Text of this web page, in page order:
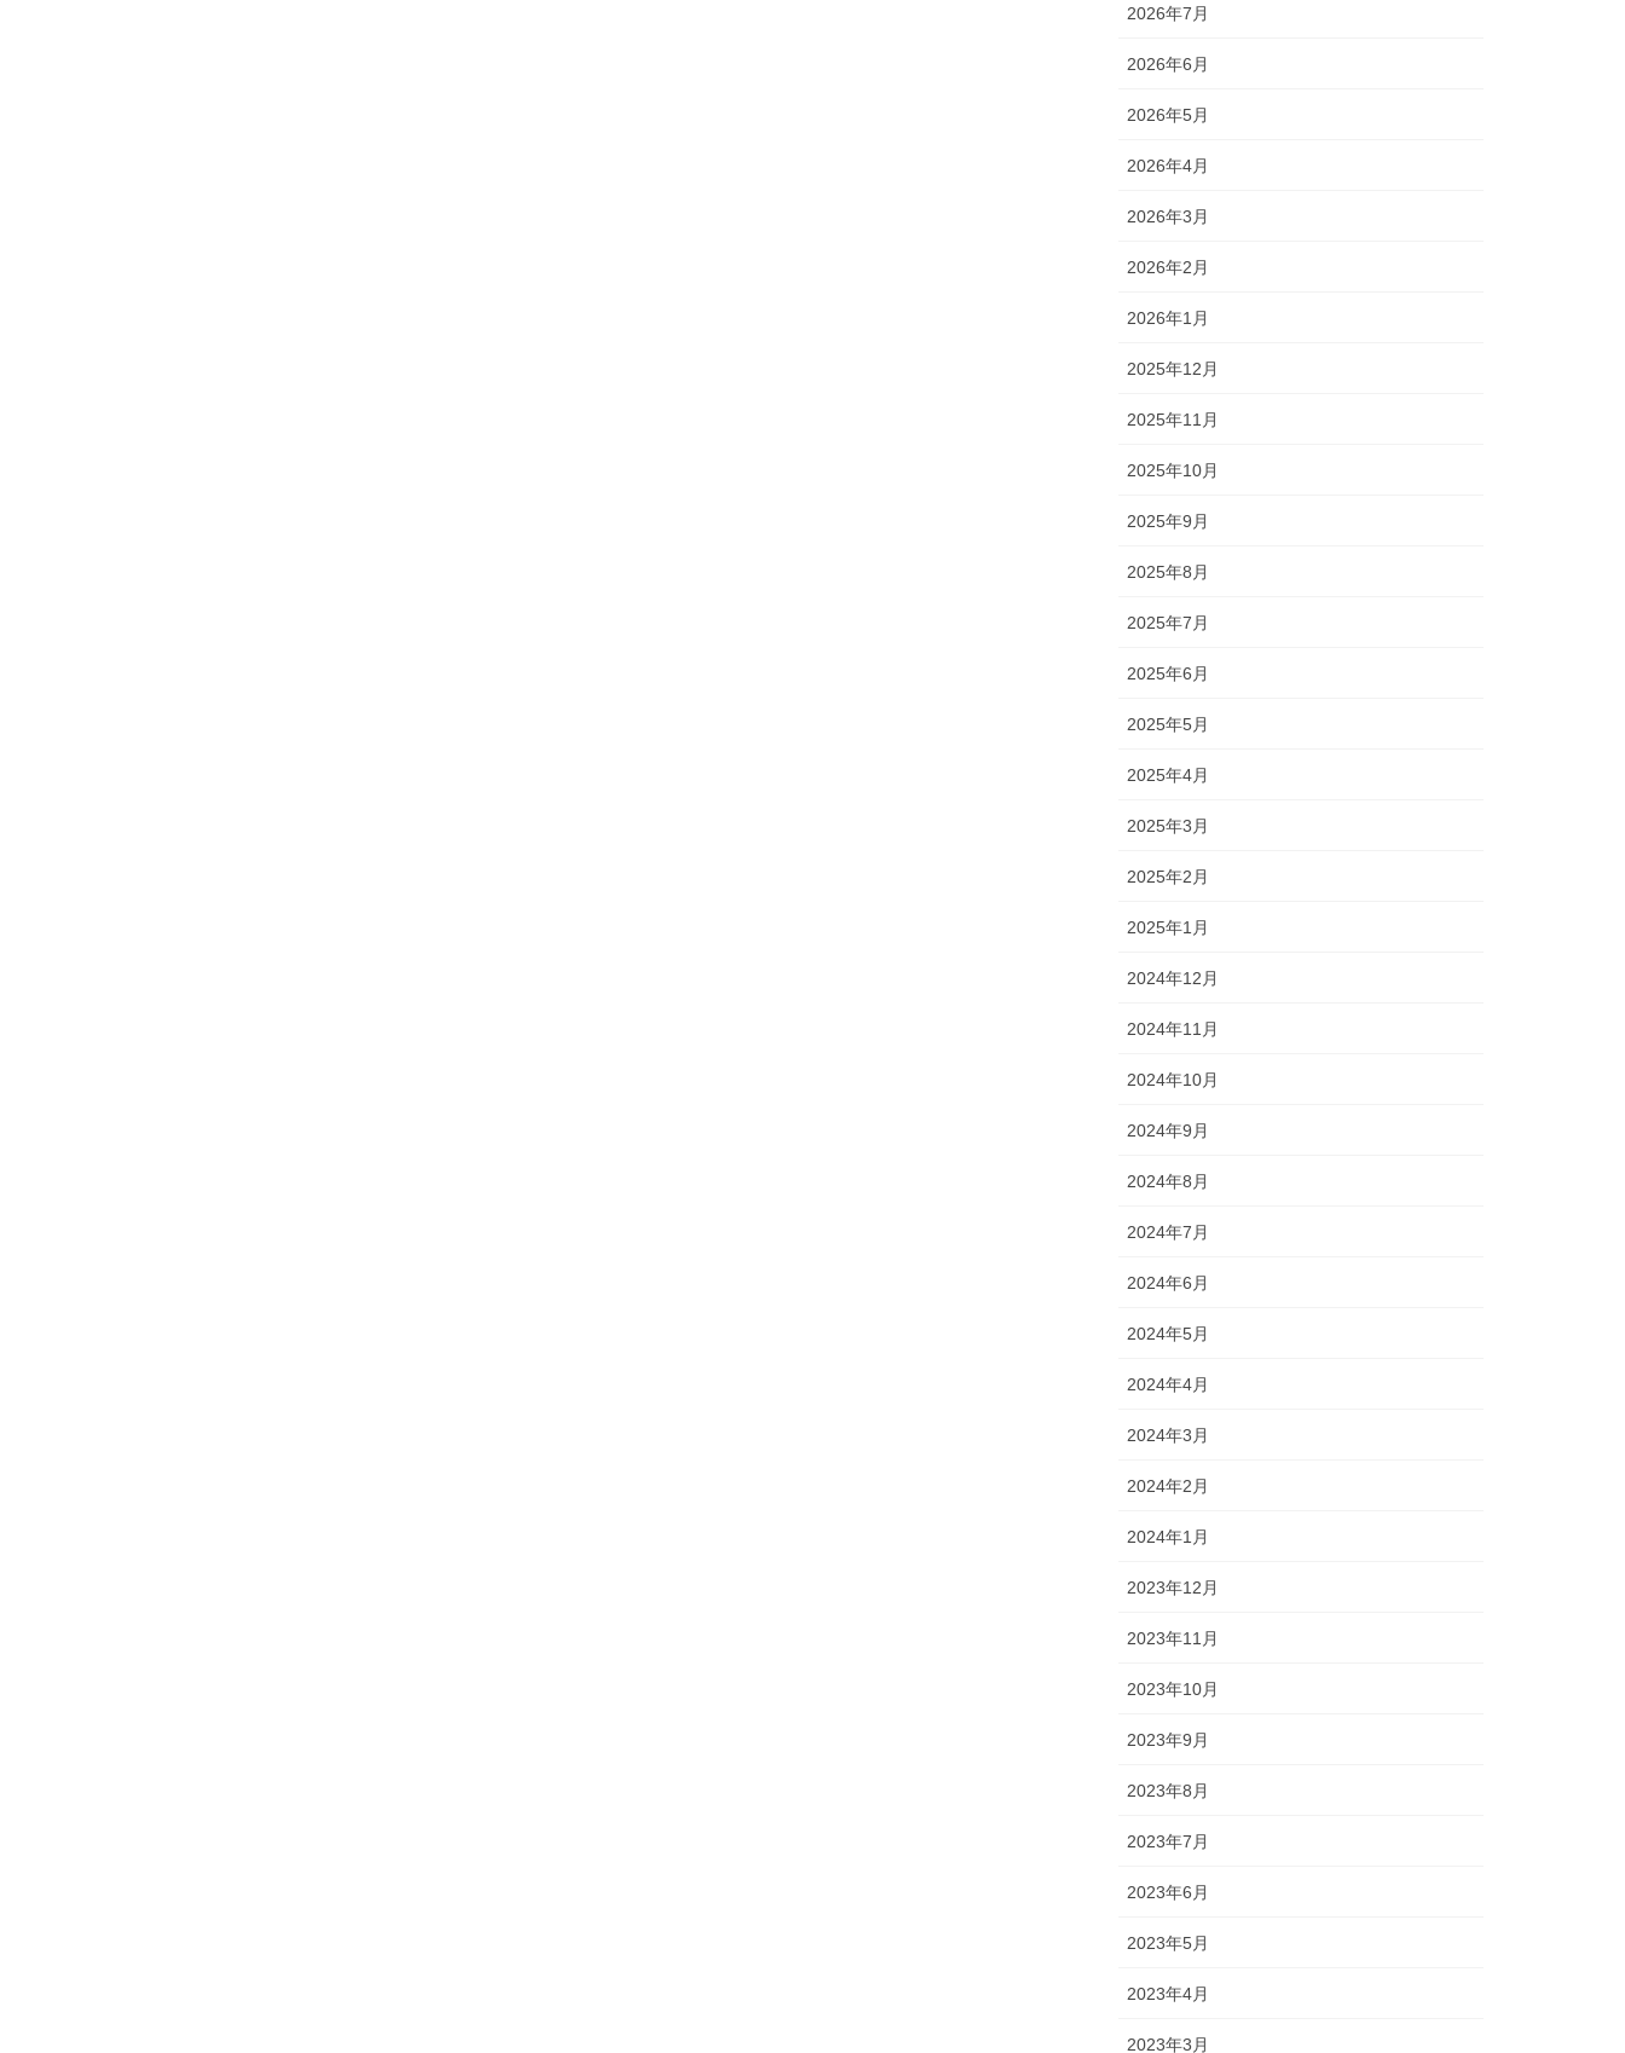
2026年7月
2026年6月
2026年5月
2026年4月
2026年3月
2026年2月
2026年1月
2025年12月
2025年11月
2025年10月
2025年9月
2025年8月
2025年7月
2025年6月
2025年5月
2025年4月
2025年3月
2025年2月
2025年1月
2024年12月
2024年11月
2024年10月
2024年9月
2024年8月
2024年7月
2024年6月
2024年5月
2024年4月
2024年3月
2024年2月
2024年1月
2023年12月
2023年11月
2023年10月
2023年9月
2023年8月
2023年7月
2023年6月
2023年5月
2023年4月
2023年3月